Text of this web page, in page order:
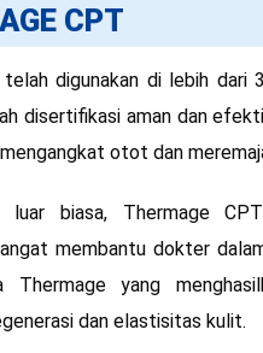
CPT
digunakan di lebih
disertifikasi aman dan
otot dan
luar biasa, Thermage
membantu dokter
Thermage yang
dan elastisitas kulit.